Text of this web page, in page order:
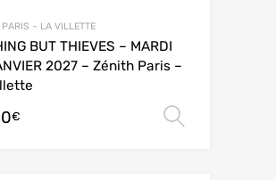
PARIS – LA VILLETTE
BUT THIEVES – MARDI
2027 – Zénith Paris –
€